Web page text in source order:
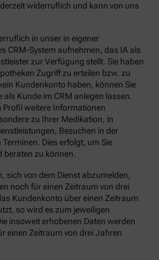
widerruflich und kann von uns
in unser in eigener
CRM-System aufnehmen, das IA als
zur Verfügung stellt. Sie haben
Zugriff zu erteilen bzw. zu
Kundenkonto haben, können Sie
Kunde im CRM anlegen lassen.
weitere Informationen
zu Ihrer Medikation, in
Besuchen in der
Dies erfolgt, um Sie
beraten zu können.
sich von dem Dienst abzumelden,
noch für einen Zeitraum von drei
Kundenkonto über einen Zeitraum
so wird es zum jeweiligen
insoweit erhobenen Daten werden
einen Zeitraum von drei Jahren